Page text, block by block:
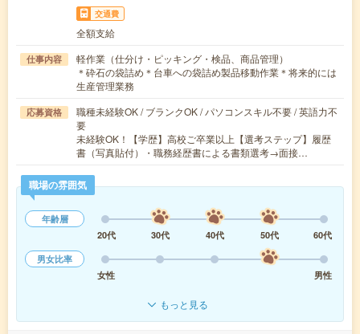
交通費
全額支給
仕事内容
軽作業（仕分け・ピッキング・検品、商品管理）
＊砕石の袋詰め＊台車への袋詰め製品移動作業＊将来的には
生産管理業務
応募資格
職種未経験OK / ブランクOK / パソコンスキル不要 / 英語力不
要
未経験OK！【学歴】高校ご卒業以上【選考ステップ】履歴
書（写真貼付）・職務経歴書による書類選考→面接…
職場の雰囲気
年齢層
20代
30代 40代 50代
60代
男女比率
女性
男性
もっと見る